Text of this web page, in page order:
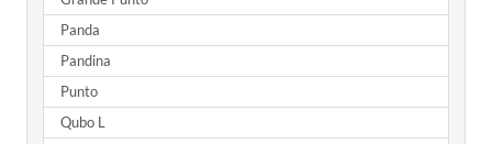
Panda
Pandina
Punto
Qubo L